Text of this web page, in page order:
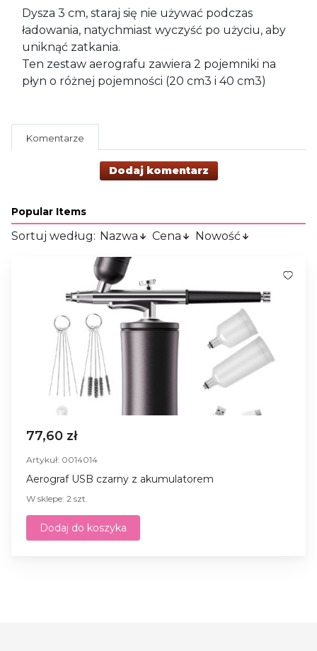
Dysza 3 cm, staraj się nie używać podczas
ładowania, natychmiast wyczyść po użyciu, aby
uniknąć zatkania.
Ten zestaw aerografu zawiera 2 pojemniki na
płyn o różnej pojemności (20 cm3 i 40 cm3)
Komentarze
Dodaj komentarz
Popular Items
Sortuj według: Nazwa Cena Nowość
77,60 zł
Artykuł: 0014014
Aerograf USB czarny z akumulatorem
W sklepe: 2 szt.
Dodaj do koszyka